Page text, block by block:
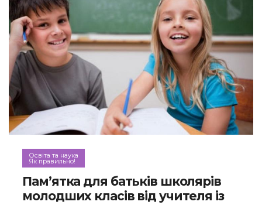
Освіта та наука
Як правильно!
Пам’ятка для батьків школярів
молодших класів від учителя із